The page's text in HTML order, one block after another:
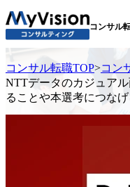
コンサル
コンサル転職TOP>コン
NTTデータのカジュア
ることや本選考につな